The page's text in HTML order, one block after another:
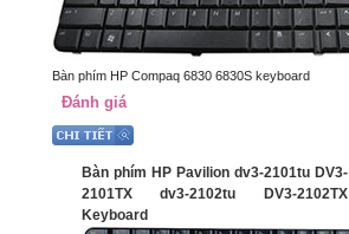
Bàn phím HP Compaq 6830 6830S keyboard
Đánh giá
Bàn phím HP Pavilion dv3-2101tu DV3-
2101TX dv3-2102tu DV3-2102TX
Keyboard